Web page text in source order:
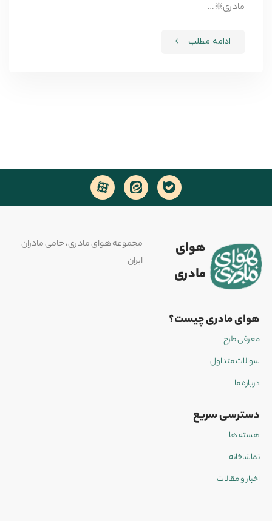
مادری❇️ …
ادامه مطلب
هوای
مادری
مجموعه هوای مادری، حامی مادران
ایران
هوای مادری چیست؟
معرفی طرح
سوالات متداول
درباره ما
دسترسی سریع
هسته ها
تماشاخانه
اخبار و مقالات